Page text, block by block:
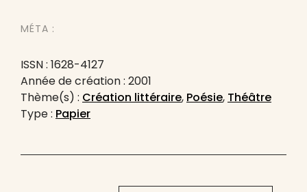
MÉTA :
ISSN : 1628-4127
Année de création : 2001
Thème(s) : Création littéraire, Poésie, Théâtre
Type : Papier